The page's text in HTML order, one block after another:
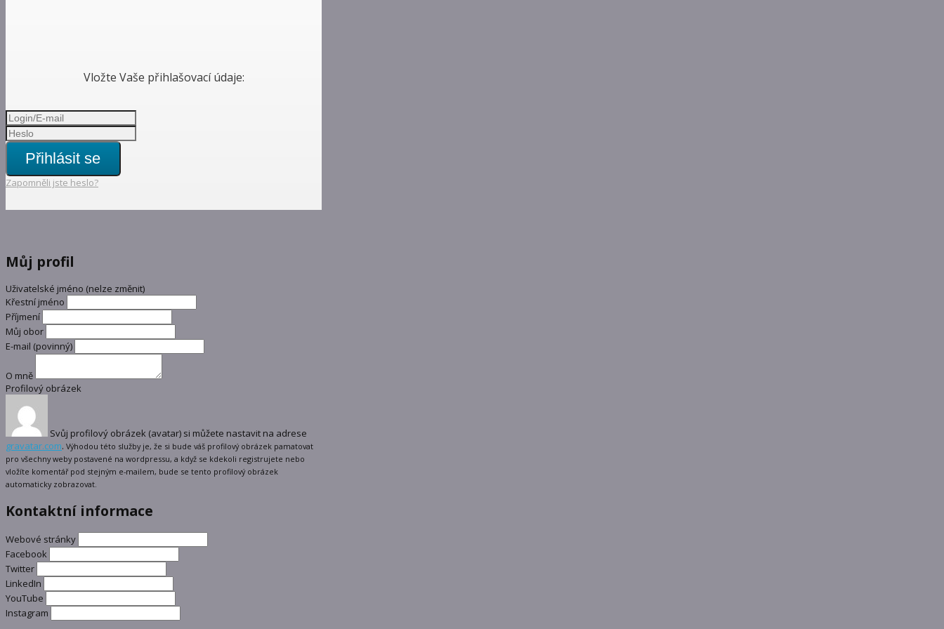
Vložte Vaše přihlašovací údaje:
Přihlásit se
Zapomněli jste heslo?
Můj profil
Uživatelské jméno (nelze změnit)
Křestní jméno
Příjmení
Můj obor
E-mail (povinný)
O mně
Profilový obrázek
Svůj profilový obrázek (avatar) si můžete nastavit na adrese
gravatar.com. Výhodou této služby je, že si bude váš profilový obrázek pamatovat
pro všechny weby postavené na wordpressu, a když se kdekoli registrujete nebo
vložíte komentář pod stejným e-mailem, bude se tento profilový obrázek
automaticky zobrazovat.
Kontaktní informace
Webové stránky
Facebook
Twitter
LinkedIn
YouTube
Instagram